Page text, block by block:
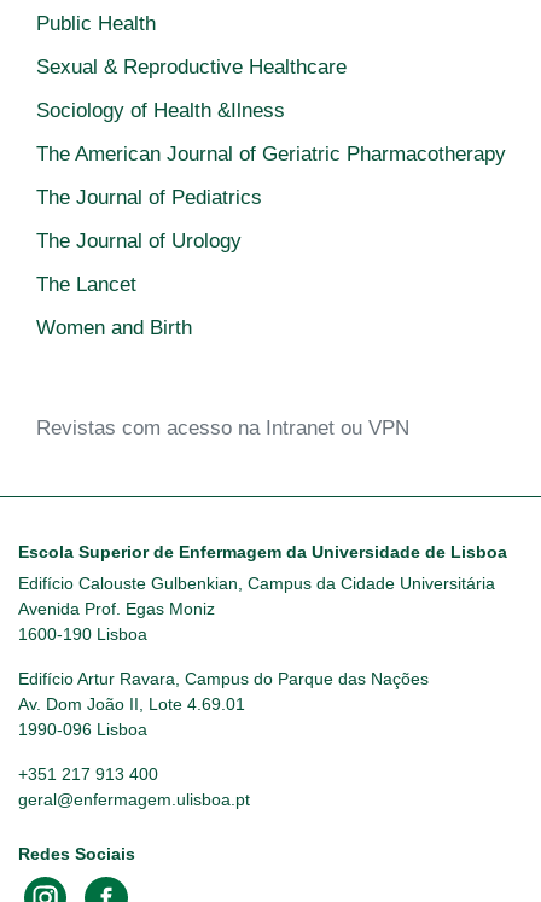
Revistas com acesso na Intranet ou VPN
Public Health
Sexual & Reproductive Healthcare
Sociology of Health &Ilness
The American Journal of Geriatric Pharmacotherapy
The Journal of Pediatrics
The Journal of Urology
The Lancet
Women and Birth
Escola Superior de Enfermagem da Universidade de Lisboa
Edifício Calouste Gulbenkian, Campus da Cidade Universitária
Avenida Prof. Egas Moniz
1600-190 Lisboa
Edifício Artur Ravara, Campus do Parque das Nações
Av. Dom João II, Lote 4.69.01
1990-096 Lisboa
+351 217 913 400
geral@enfermagem.ulisboa.pt
Redes Sociais